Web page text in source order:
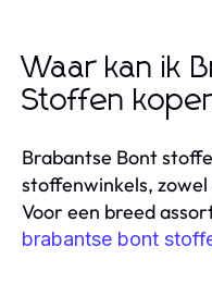
Waar kan ik
Stoffen
Brabantse Bont
stoffenwinkels,
Voor een breed
brabantse bont